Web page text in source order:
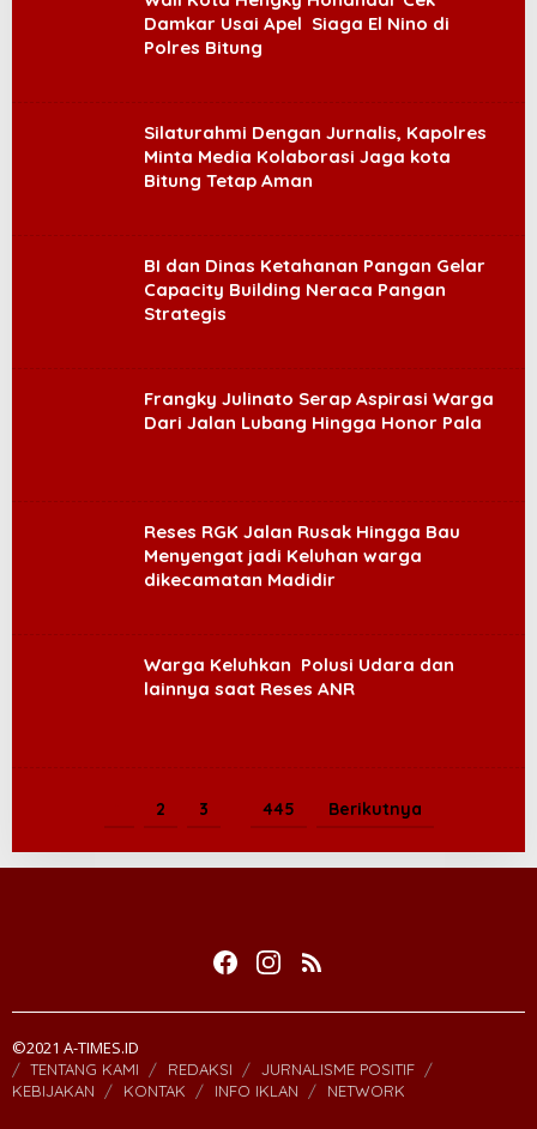
Damkar Usai Apel Siaga El Nino di
Polres Bitung
Silaturahmi Dengan Jurnalis, Kapolres
Minta Media Kolaborasi Jaga kota
Bitung Tetap Aman
BI dan Dinas Ketahanan Pangan Gelar
Capacity Building Neraca Pangan
Strategis
Frangky Julinato Serap Aspirasi Warga
Dari Jalan Lubang Hingga Honor Pala
Reses RGK Jalan Rusak Hingga Bau
Menyengat jadi Keluhan warga
dikecamatan Madidir
Warga Keluhkan Polusi Udara dan
lainnya saat Reses ANR
2 3 445 Berikutnya
©2021 A-TIMES.ID
TENTANG KAMI REDAKSI
JURNALISME POSITIF
KEBIJAKAN
KONTAK INFO IKLAN NETWORK